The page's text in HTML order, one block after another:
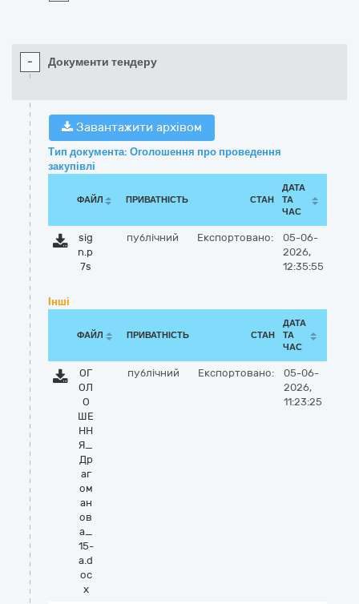
- Документи тендеру
Завантажити архівом
Тип документа: Оголошення про проведення
закупівлі
ФАЙЛ ПРИВАТНІСТЬ СТАН
ДАТА
ТА
ЧАС
sig
n.p
7s
публічний Експортовано:
05-06-
2026,
12:35:55
Інші
ФАЙЛ ПРИВАТНІСТЬ СТАН
ДАТА
ТА
ЧАС
ОГ
ОЛ
О
ШЕ
НН
Я_
Др
аг
ом
ан
ов
а_
15-
а.d
oc
x
публічний Експортовано:
05-06-
2026,
11:23:25